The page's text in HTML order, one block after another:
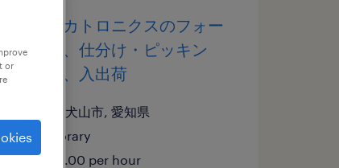
機械・メカトロニクスのフォー
リフト、仕分け・ピッキン
・梱包、入出荷
愛知県犬山市, 愛知県
temporary
¥1800.00 per hour
or